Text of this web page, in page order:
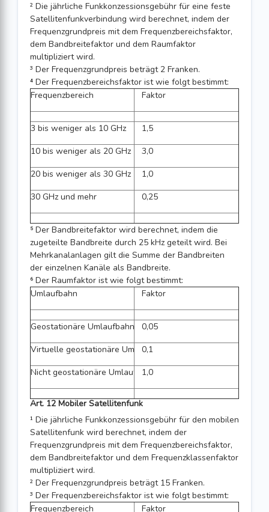
² Die jährliche Funkkonzessionsgebühr für eine feste
Satellitenfunkverbindung wird berechnet, indem der
Frequenzgrundpreis mit dem Frequenzbereichsfaktor,
dem Bandbreitefaktor und dem Raumfaktor
multipliziert wird.
³ Der Frequenzgrundpreis beträgt 2 Franken.
⁴ Der Frequenzbereichsfaktor ist wie folgt bestimmt:
Frequenzbereich
Faktor
3 bis weniger als 10 GHz
1,5
10 bis weniger als 20 GHz
3,0
20 bis weniger als 30 GHz
1,0
30 GHz und mehr
0,25
⁵ Der Bandbreitefaktor wird berechnet, indem die
zugeteilte Bandbreite durch 25 kHz geteilt wird. Bei
Mehrkanalanlagen gilt die Summe der Bandbreiten
der einzelnen Kanäle als Bandbreite.
⁶ Der Raumfaktor ist wie folgt bestimmt:
Umlaufbahn
Faktor
Geostationäre Umlaufbahn
0,05
Virtuelle geostationäre Umlaufbahn
0,1
Nicht geostationäre Umlaufbahn
1,0
Art. 12 Mobiler Satellitenfunk
¹ Die jährliche Funkkonzessionsgebühr für den mobilen
Satellitenfunk wird berechnet, indem der
Frequenzgrundpreis mit dem Frequenzbereichsfaktor,
dem Bandbreitefaktor und dem Frequenzklassenfaktor
multipliziert wird.
² Der Frequenzgrundpreis beträgt 15 Franken.
³ Der Frequenzbereichsfaktor ist wie folgt bestimmt:
Frequenzbereich
Faktor